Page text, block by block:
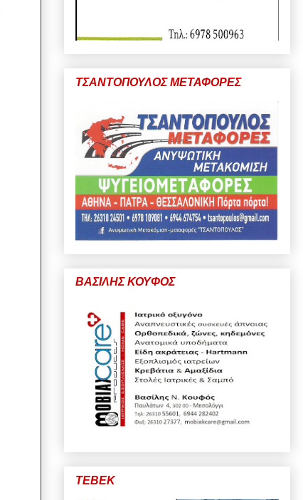
ΤΣΑΝΤΟΠΟΥΛΟΣ ΜΕΤΑΦΟΡΕΣ
ΒΑΣΙΛΗΣ ΚΟΥΦΟΣ
ΤΕΒΕΚ